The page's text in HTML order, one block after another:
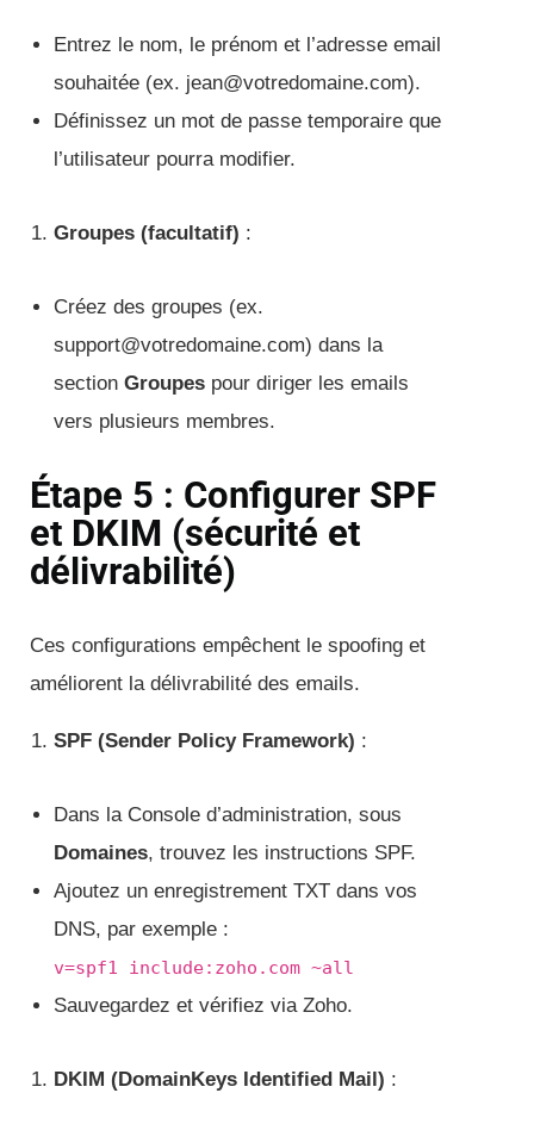
Entrez le nom, le prénom et l’adresse email
souhaitée (ex. jean@votredomaine.com).
Définissez un mot de passe temporaire que
l’utilisateur pourra modifier.
Groupes (facultatif) :
Créez des groupes (ex.
support@votredomaine.com) dans la
section Groupes pour diriger les emails
vers plusieurs membres.
Étape 5 : Configurer SPF
et DKIM (sécurité et
délivrabilité)
Ces configurations empêchent le spoofing et
améliorent la délivrabilité des emails.
SPF (Sender Policy Framework) :
Dans la Console d’administration, sous
Domaines, trouvez les instructions SPF.
Ajoutez un enregistrement TXT dans vos
DNS, par exemple :
v=spf1 include:zoho.com ~all
Sauvegardez et vérifiez via Zoho.
DKIM (DomainKeys Identified Mail) :